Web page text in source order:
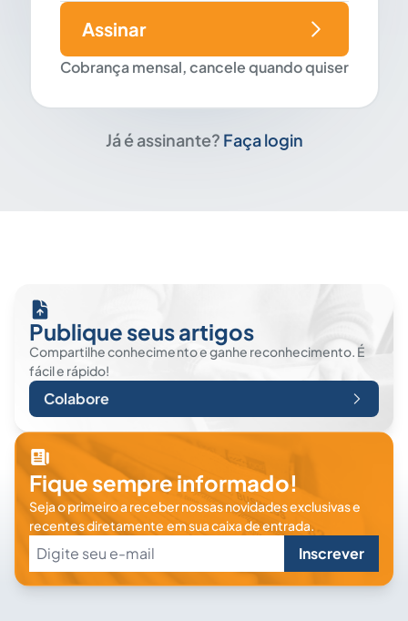
Cobrança mensal, cancele quando quiser
Assinar
Já é assinante? Faça login
Publique seus artigos
Compartilhe conhecimento e ganhe reconhecimento. É
fácil e rápido!
Colabore
Fique sempre informado!
Seja o primeiro a receber nossas novidades exclusivas e
recentes diretamente em sua caixa de entrada.
Inscrever